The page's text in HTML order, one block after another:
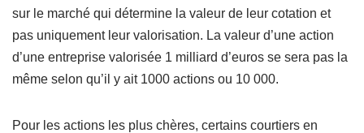
sur le marché qui détermine la valeur de leur cotation et
pas uniquement leur valorisation. La valeur d’une action
d’une entreprise valorisée 1 milliard d’euros se sera pas la
même selon qu’il y ait 1000 actions ou 10 000.
Pour les actions les plus chères, certains courtiers en